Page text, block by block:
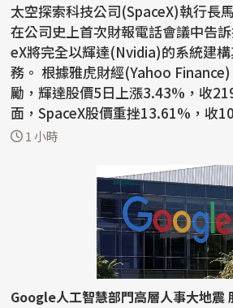
太空探索科技公司(SpaceX)執行長
在公司史上首次財報電話會議中告
eX將完全以輝達(Nvidia)的系統建
務。 根據雅虎財經(Yahoo Finance)，受這項消息激
勵，輝達股價5日上漲3.43%，收
面，SpaceX股價重挫13.61%，收
表示：「我們...
1 小時
Google人工智慧部門高層人事大地震